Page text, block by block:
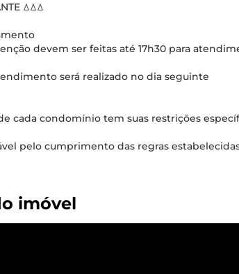
ꕔꕔꕔ
devem ser feitas até 17h30 para
será realizado no dia seguinte
cada condomínio tem suas restrições
pelo cumprimento das regras
imóvel